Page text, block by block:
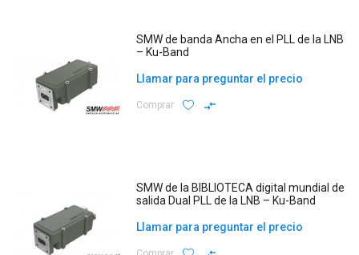
SMW de banda Ancha en el PLL de la LNB
– Ku-Band
Llamar para preguntar el precio
Comprar
SMW de la BIBLIOTECA digital mundial de
salida Dual PLL de la LNB – Ku-Band
Llamar para preguntar el precio